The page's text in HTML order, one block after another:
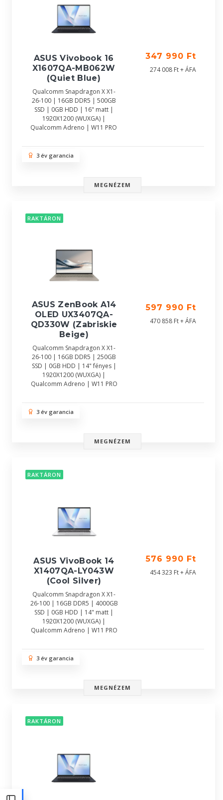
ASUS Vivobook 16
X1607QA-MB062W
(Quiet Blue)
Qualcomm Snapdragon X X1-
26-100 | 16GB DDR5 | 500GB
SSD | 0GB HDD | 16" matt |
1920X1200 (WUXGA) |
Qualcomm Adreno | W11 PRO
347 990 Ft
274 008 Ft + ÁFA
3 év garancia
MEGNÉZEM
RAKTÁRON
ASUS ZenBook A14
OLED UX3407QA-
QD330W (Zabriskie
Beige)
Qualcomm Snapdragon X X1-
26-100 | 16GB DDR5 | 250GB
SSD | 0GB HDD | 14" fényes |
1920X1200 (WUXGA) |
Qualcomm Adreno | W11 PRO
597 990 Ft
470 858 Ft + ÁFA
3 év garancia
MEGNÉZEM
RAKTÁRON
ASUS VivoBook 14
X1407QA-LY043W
(Cool Silver)
Qualcomm Snapdragon X X1-
26-100 | 16GB DDR5 | 4000GB
SSD | 0GB HDD | 14" matt |
1920X1200 (WUXGA) |
Qualcomm Adreno | W11 PRO
576 990 Ft
454 323 Ft + ÁFA
3 év garancia
MEGNÉZEM
RAKTÁRON